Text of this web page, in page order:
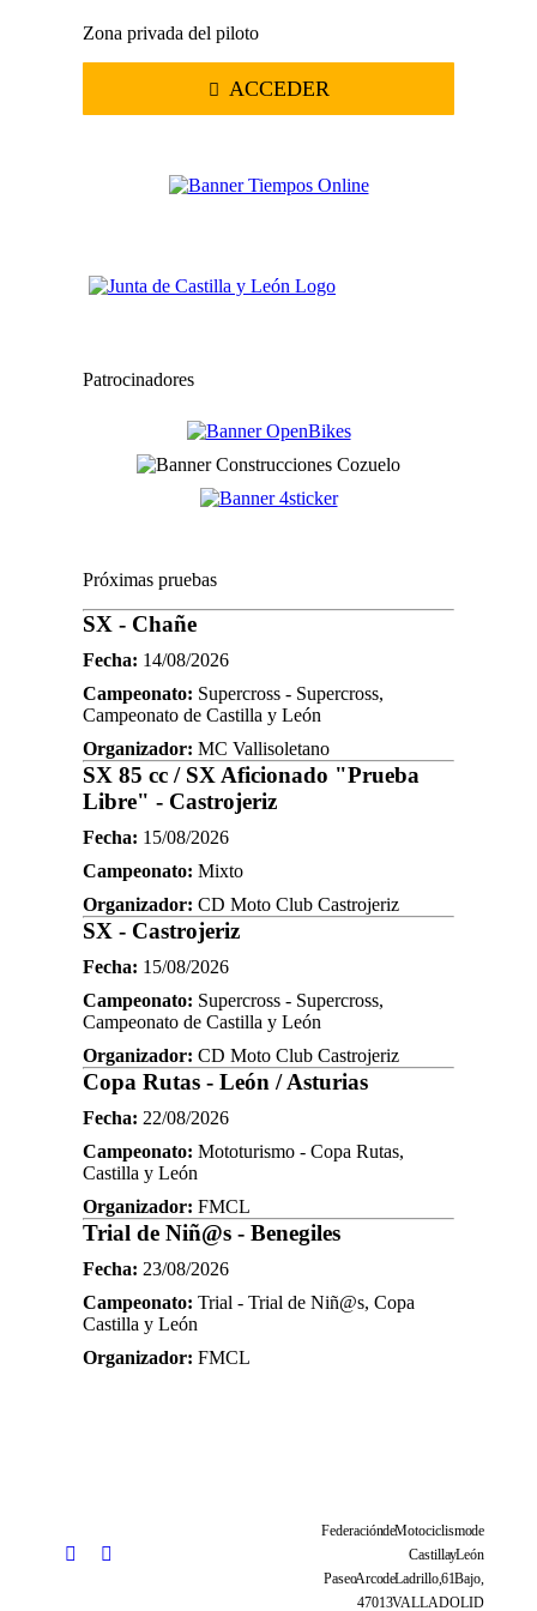
Zona privada del piloto
ACCEDER
Patrocinadores
Próximas pruebas
SX - Chañe
Fecha: 14/08/2026
Campeonato: Supercross - Supercross,
Campeonato de Castilla y León
Organizador: MC Vallisoletano
SX 85 cc / SX Aficionado "Prueba
Libre" - Castrojeriz
Fecha: 15/08/2026
Campeonato: Mixto
Organizador: CD Moto Club Castrojeriz
SX - Castrojeriz
Fecha: 15/08/2026
Campeonato: Supercross - Supercross,
Campeonato de Castilla y León
Organizador: CD Moto Club Castrojeriz
Copa Rutas - León / Asturias
Fecha: 22/08/2026
Campeonato: Mototurismo - Copa Rutas,
Castilla y León
Organizador: FMCL
Trial de Niñ@s - Benegiles
Fecha: 23/08/2026
Campeonato: Trial - Trial de Niñ@s, Copa
Castilla y León
Organizador: FMCL
Federación de Motociclismo de
Castilla y León
Paseo Arco de Ladrillo, 61 Bajo,
47013 VALLADOLID